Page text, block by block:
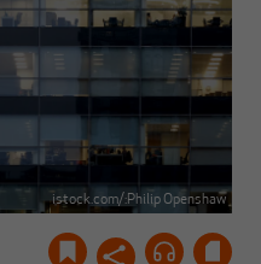
istock.com/:Philip Openshaw